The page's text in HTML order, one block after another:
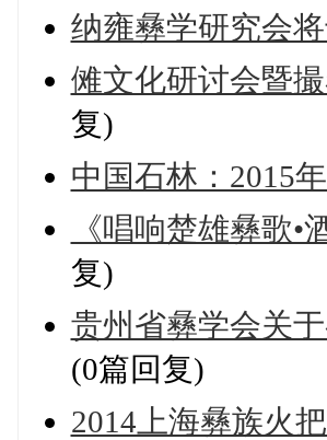
纳雍彝学研究会
傩文化研讨会暨
复)
中国石林：2015
《唱响楚雄彝歌
复)
贵州省彝学会关
(0篇回复)
2014上海彝族火